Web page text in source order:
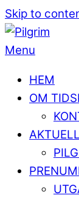
Skip to
Menu
HEM
OM